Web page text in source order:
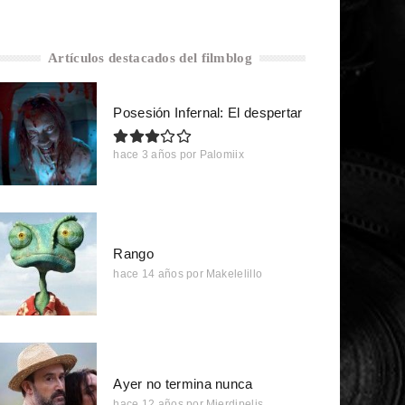
Artículos destacados del filmblog
Posesión Infernal: El despertar
hace 3 años por Palomiix
Rango
hace 14 años por Makelelillo
Ayer no termina nunca